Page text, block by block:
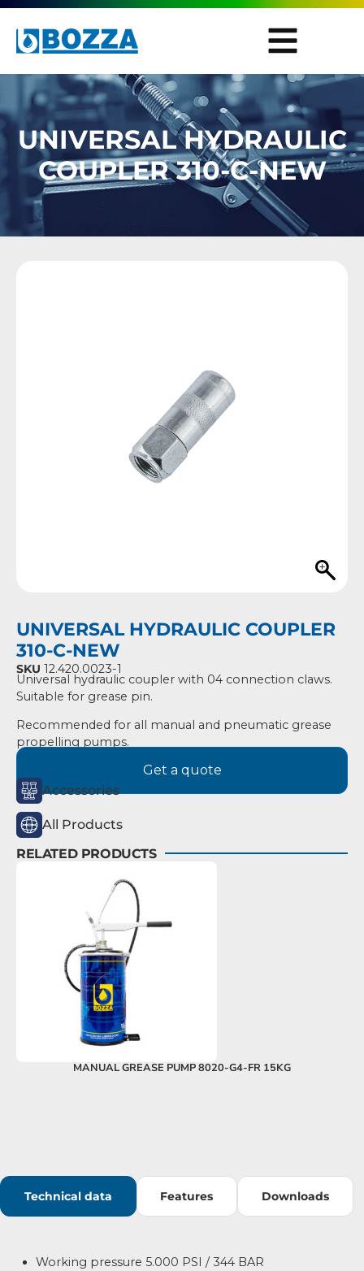
UNIVERSAL HYDRAULIC
COUPLER 310-C-NEW
UNIVERSAL HYDRAULIC COUPLER
310-C-NEW
SKU 12.420.0023-1
Universal hydraulic coupler with 04 connection claws.
Suitable for grease pin.
Recommended for all manual and pneumatic grease
propelling pumps.
Get a quote
Accessories
All Products
RELATED PRODUCTS
MANUAL GREASE PUMP 8020-G4-FR 15KG
Technical data Features Downloads
Working pressure 5.000 PSI / 344 BAR